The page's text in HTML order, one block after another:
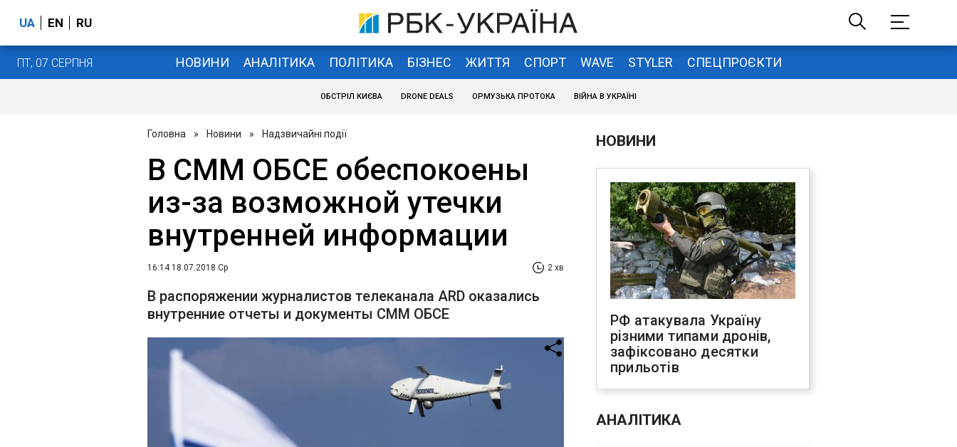
UA EN RU
ПТ, 07 СЕРПНЯ НОВИНИ АНАЛІТИКА ПОЛІТИКА БІЗНЕС ЖИТТЯ СПОРТ WAVE STYLER СПЕЦПРОЄКТИ
ОБСТРІЛ КИЄВА DRONE DEALS ОРМУЗЬКА ПРОТОКА ВІЙНА В УКРАЇНІ
Головна » Новини » Надзвичайні події
В СММ ОБСЕ обеспокоены
из-за возможной утечки
внутренней информации
16:14 18.07.2018 Ср 2 хв
В распоряжении журналистов телеканала ARD оказались
внутренние отчеты и документы СММ ОБСЕ
НОВИНИ
РФ атакувала Україну
різними типами дронів,
зафіксовано десятки
прильотів
АНАЛІТИКА